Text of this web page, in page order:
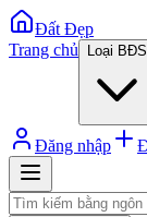
Đất Đẹp
Trang chủ
Loại BĐS
Đăng nhập